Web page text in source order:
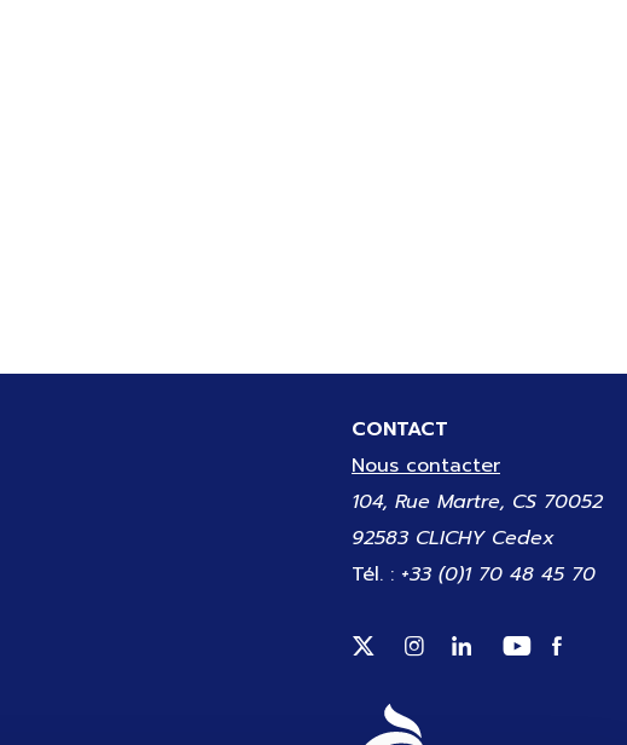
CONTACT
Nous contacter
104, Rue Martre, CS 70052
92583 CLICHY Cedex
Tél. : +33 (0)1 70 48 45 70
Suivez-nous sur Twitter
Suivez-nous sur
Suivez-nous
Suivez-